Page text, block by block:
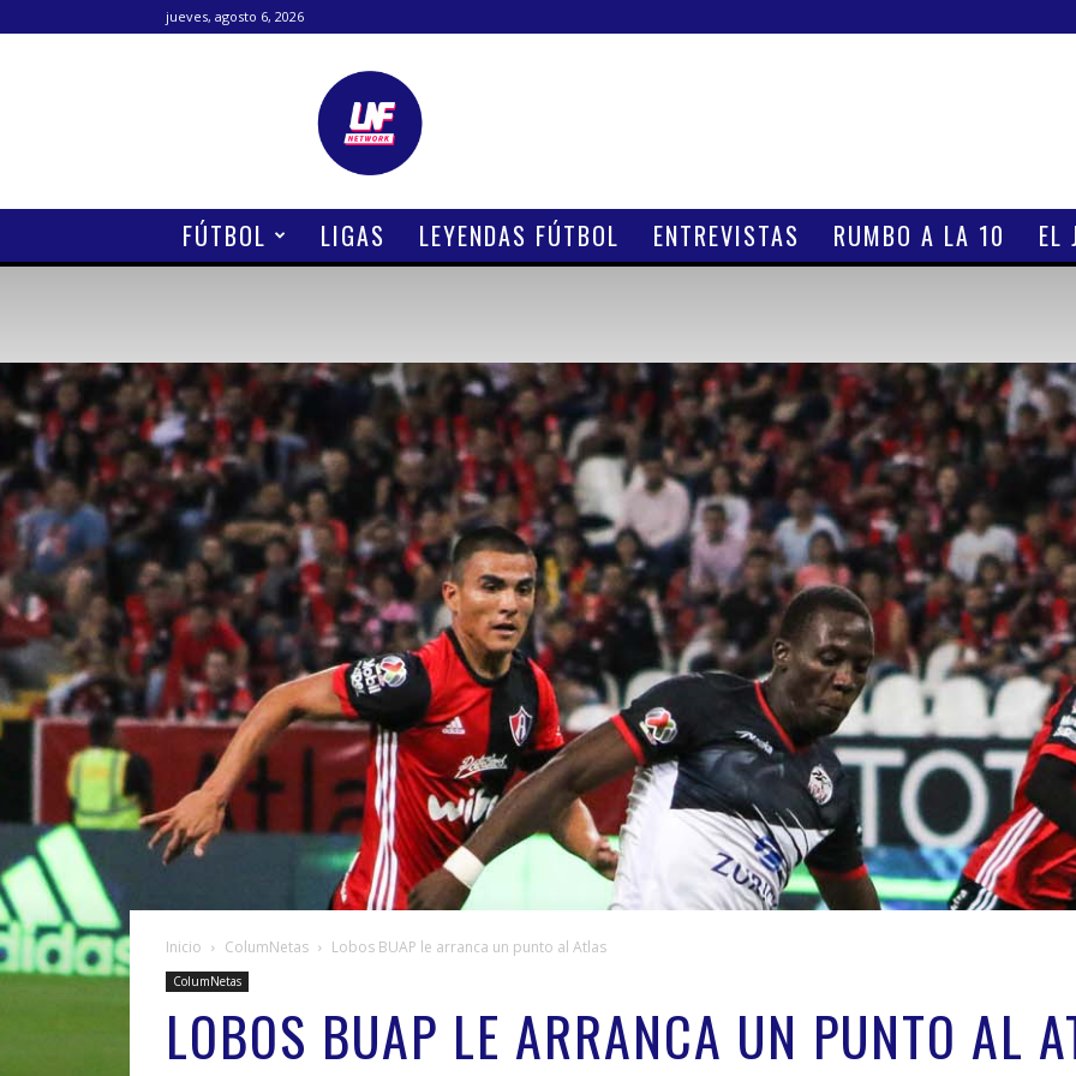
jueves, agosto 6, 2026
Lanetafutbolera
FÚTBOL LIGAS LEYENDAS FÚTBOL ENTREVISTAS RUMBO A LA 10 EL
Inicio ColumNetas Lobos BUAP le arranca un punto al Atlas
ColumNetas
LOBOS BUAP LE ARRANCA UN PUNTO AL